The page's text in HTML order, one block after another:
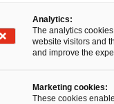
Düsseldorf,
Analytics:
The analytics
website visitors and
and improve the
Marketing cookies:
These cookies